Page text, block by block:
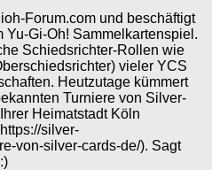
Forum.com und beschäftigt
Gi-Oh! Sammelkartenspiel.
Schiedsrichter-Rollen wie
vieler YCS
Heutzutage kümmert
Turniere von Silver-
Heimatstadt Köln
silver-
von-silver-cards-de/). Sagt